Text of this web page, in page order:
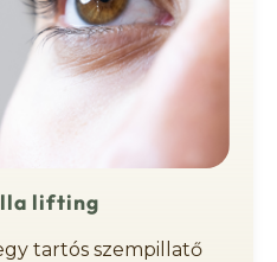
lifting
tartós szempillatő